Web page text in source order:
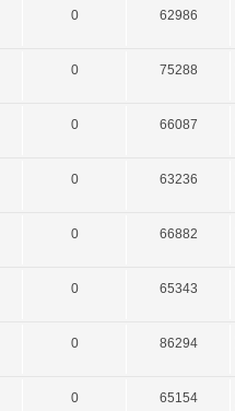
0 62986
0 75288
0 66087
0 63236
0 66882
0 65343
0 86294
0 65154